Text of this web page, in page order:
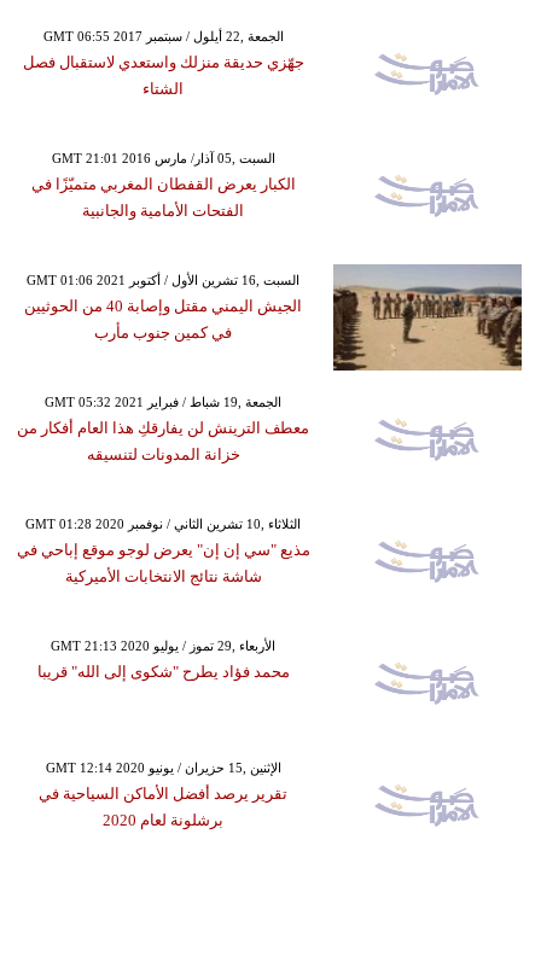
GMT 06:55 2017 الجمعة ,22 أيلول / سبتمبر
جهّزي حديقة منزلك واستعدي لاستقبال فصل
الشتاء
GMT 21:01 2016 السبت ,05 آذار/ مارس
الكبار يعرض القفطان المغربي متميّزًا في
الفتحات الأمامية والجانبية
GMT 01:06 2021 السبت ,16 تشرين الأول / أكتوبر
الجيش اليمني مقتل وإصابة 40 من الحوثيين
في كمين جنوب مأرب
GMT 05:32 2021 الجمعة ,19 شباط / فبراير
معطف الترينش لن يفارقكِ هذا العام أفكار من
خزانة المدونات لتنسيقه
GMT 01:28 2020 الثلاثاء ,10 تشرين الثاني / نوفمبر
مذيع "سي إن إن" يعرض لوجو موقع إباحي في
شاشة نتائج الانتخابات الأميركية
GMT 21:13 2020 الأربعاء ,29 تموز / يوليو
محمد فؤاد يطرح "شكوى إلى الله" قريبا
GMT 12:14 2020 الإثنين ,15 حزيران / يونيو
تقرير يرصد أفضل الأماكن السياحية في
برشلونة لعام 2020